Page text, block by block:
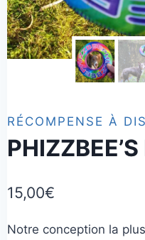
RÉCOMPENSE À
15,00€
Notre conception la